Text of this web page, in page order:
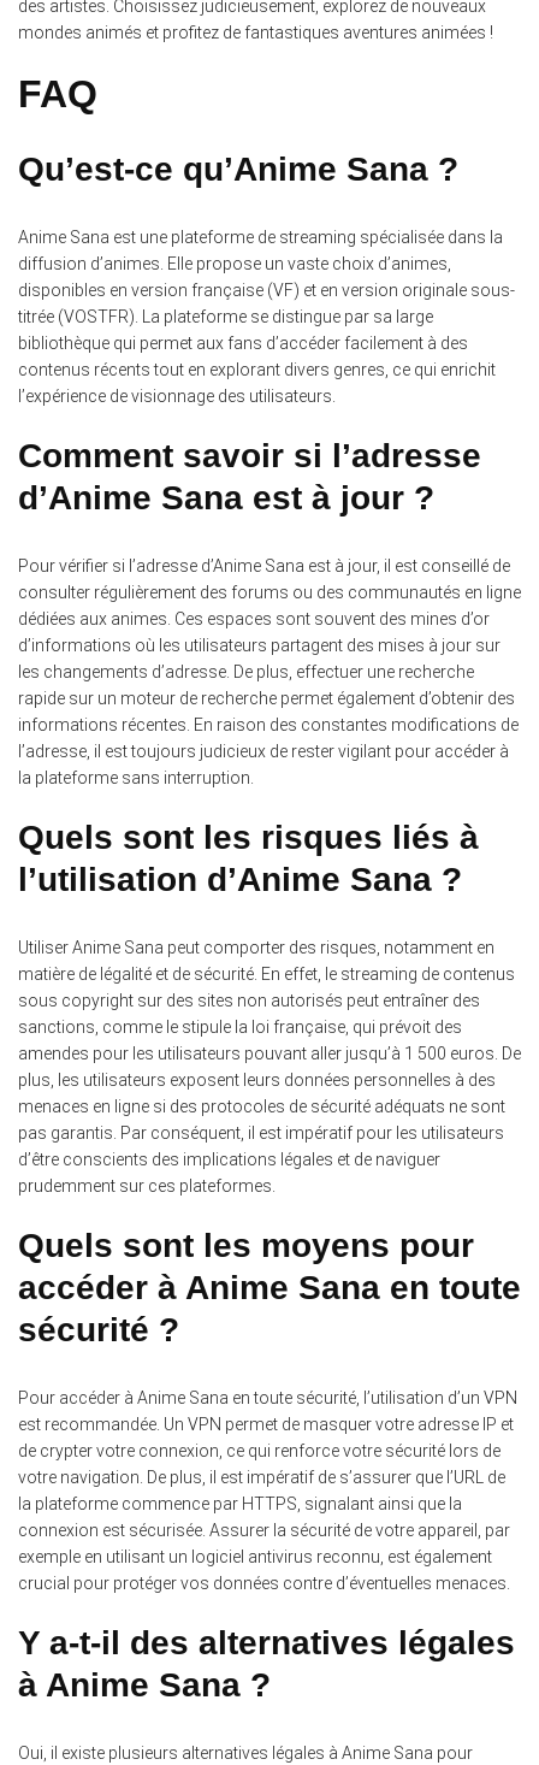
des artistes. Choisissez judicieusement, explorez de nouveaux
mondes animés et profitez de fantastiques aventures animées !
FAQ
Qu’est-ce qu’Anime Sana ?
Anime Sana est une plateforme de streaming spécialisée dans la
diffusion d’animes. Elle propose un vaste choix d’animes,
disponibles en version française (VF) et en version originale sous-
titrée (VOSTFR). La plateforme se distingue par sa large
bibliothèque qui permet aux fans d’accéder facilement à des
contenus récents tout en explorant divers genres, ce qui enrichit
l’expérience de visionnage des utilisateurs.
Comment savoir si l’adresse
d’Anime Sana est à jour ?
Pour vérifier si l’adresse d’Anime Sana est à jour, il est conseillé de
consulter régulièrement des forums ou des communautés en ligne
dédiées aux animes. Ces espaces sont souvent des mines d’or
d’informations où les utilisateurs partagent des mises à jour sur
les changements d’adresse. De plus, effectuer une recherche
rapide sur un moteur de recherche permet également d’obtenir des
informations récentes. En raison des constantes modifications de
l’adresse, il est toujours judicieux de rester vigilant pour accéder à
la plateforme sans interruption.
Quels sont les risques liés à
l’utilisation d’Anime Sana ?
Utiliser Anime Sana peut comporter des risques, notamment en
matière de légalité et de sécurité. En effet, le streaming de contenus
sous copyright sur des sites non autorisés peut entraîner des
sanctions, comme le stipule la loi française, qui prévoit des
amendes pour les utilisateurs pouvant aller jusqu’à 1 500 euros. De
plus, les utilisateurs exposent leurs données personnelles à des
menaces en ligne si des protocoles de sécurité adéquats ne sont
pas garantis. Par conséquent, il est impératif pour les utilisateurs
d’être conscients des implications légales et de naviguer
prudemment sur ces plateformes.
Quels sont les moyens pour
accéder à Anime Sana en toute
sécurité ?
Pour accéder à Anime Sana en toute sécurité, l’utilisation d’un VPN
est recommandée. Un VPN permet de masquer votre adresse IP et
de crypter votre connexion, ce qui renforce votre sécurité lors de
votre navigation. De plus, il est impératif de s’assurer que l’URL de
la plateforme commence par HTTPS, signalant ainsi que la
connexion est sécurisée. Assurer la sécurité de votre appareil, par
exemple en utilisant un logiciel antivirus reconnu, est également
crucial pour protéger vos données contre d’éventuelles menaces.
Y a-t-il des alternatives légales
à Anime Sana ?
Oui, il existe plusieurs alternatives légales à Anime Sana pour